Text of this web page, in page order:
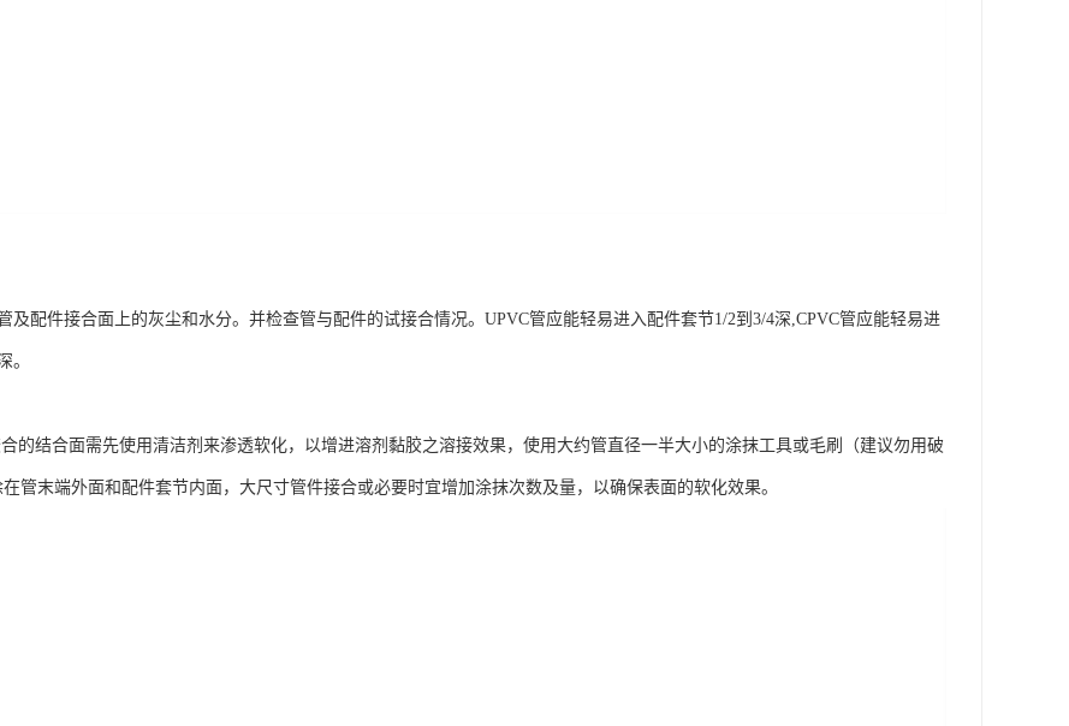
及配件接合面上的灰尘和水分。并检查管与配件的试接合情况。UPVC管应能轻易进入配件套节1/2到3/4深,CPVC管应能轻易进
。
的结合面需先使用清洁剂来渗透软化，以增进溶剂黏胶之溶接效果，使用大约管直径一半大小的涂抹工具或毛刷（建议勿用破
管末端外面和配件套节内面，大尺寸管件接合或必要时宜增加涂抹次数及量，以确保表面的软化效果。